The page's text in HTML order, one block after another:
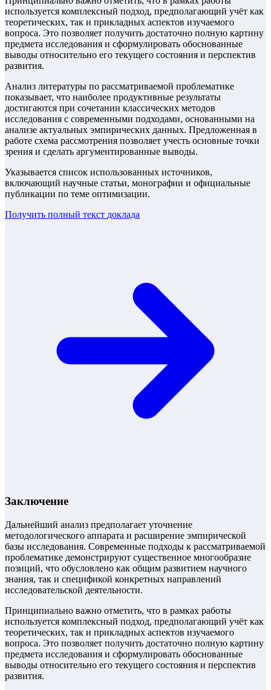
используется комплексный подход, предполагающий учёт как
теоретических, так и прикладных аспектов изучаемого
вопроса. Это позволяет получить достаточно полную картину
предмета исследования и сформулировать обоснованные
выводы относительно его текущего состояния и перспектив
развития.
Анализ литературы по рассматриваемой проблематике
показывает, что наиболее продуктивные результаты
достигаются при сочетании классических методов
исследования с современными подходами, основанными на
анализе актуальных эмпирических данных. Предложенная в
работе схема рассмотрения позволяет учесть основные точки
зрения и сделать аргументированные выводы.
Указывается список использованных источников,
включающий научные статьи, монографии и официальные
публикации по теме оптимизации.
Получить полный текст доклада
Заключение
Дальнейший анализ предполагает уточнение
методологического аппарата и расширение эмпирической
базы исследования. Современные подходы к рассматриваемой
проблематике демонстрируют существенное многообразие
позиций, что обусловлено как общим развитием научного
знания, так и спецификой конкретных направлений
исследовательской деятельности.
Принципиально важно отметить, что в рамках работы
используется комплексный подход, предполагающий учёт как
теоретических, так и прикладных аспектов изучаемого
вопроса. Это позволяет получить достаточно полную картину
предмета исследования и сформулировать обоснованные
выводы относительно его текущего состояния и перспектив
развития.